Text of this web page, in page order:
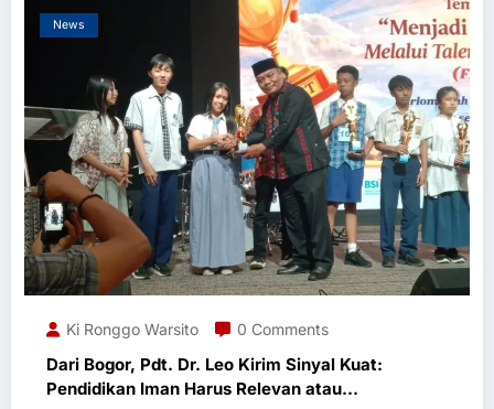
News
Ki Ronggo Warsito 0 Comments
Dari Bogor, Pdt. Dr. Leo Kirim Sinyal Kuat:
Pendidikan Iman Harus Relevan atau